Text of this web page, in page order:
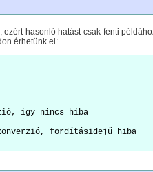
hasonló hatást csak fenti
érhetünk el:
így nincs hiba
fordításidejű hiba